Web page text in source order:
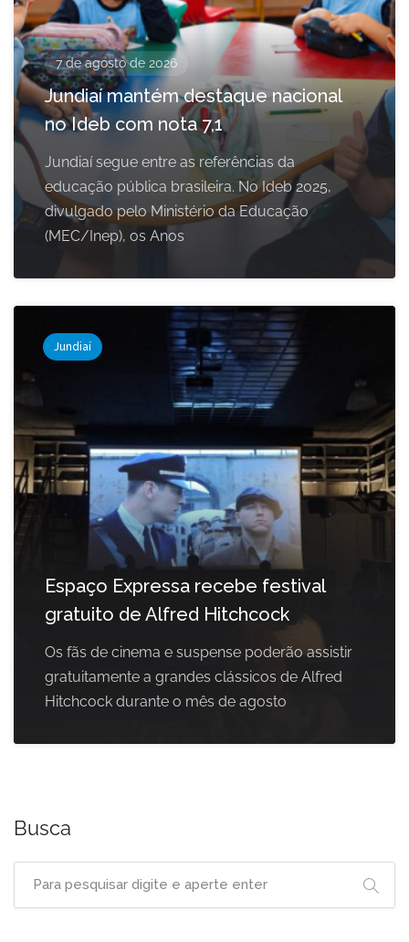
7 de agosto de 2026
Jundiaí mantém destaque nacional
no Ideb com nota 7,1
Jundiaí segue entre as referências da
educação pública brasileira. No Ideb 2025,
divulgado pelo Ministério da Educação
(MEC/Inep), os Anos
Jundiaí
Espaço Expressa recebe festival
gratuito de Alfred Hitchcock
Os fãs de cinema e suspense poderão assistir
gratuitamente a grandes clássicos de Alfred
Hitchcock durante o mês de agosto
Busca